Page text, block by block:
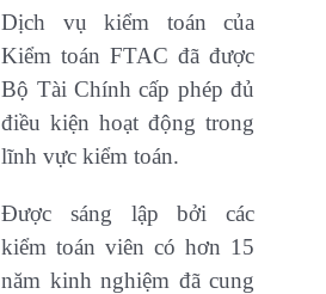
Dịch vụ kiểm toán của
Kiểm toán FTAC đã được
Bộ Tài Chính cấp phép đủ
điều kiện hoạt động trong
lĩnh vực kiểm toán.
Được sáng lập bởi các
kiểm toán viên có hơn 15
năm kinh nghiệm đã cung